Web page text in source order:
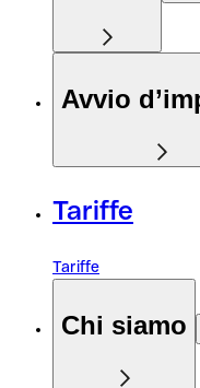
Avvio
Tariffe
Tariffe
Chi siamo